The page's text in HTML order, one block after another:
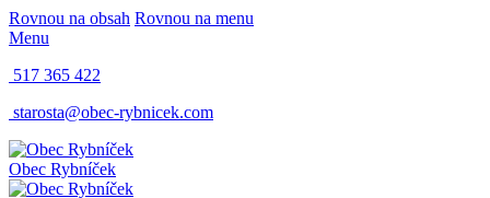
Rovnou na obsah Rovnou na menu
Menu
517 365 422
starosta@obec-rybnicek.com
Obec Rybníček